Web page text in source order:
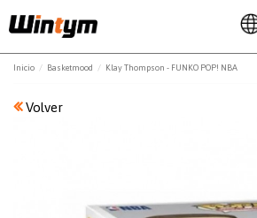
Inicio Basketmood Klay Thompson - FUNKO POP! NBA
Volver